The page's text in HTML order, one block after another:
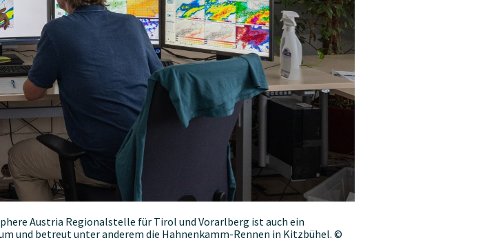
Austria Regionalstelle für Tirol und Vorarlberg ist auch ein
und betreut unter anderem die Hahnenkamm-Rennen in Kitzbühel. ©